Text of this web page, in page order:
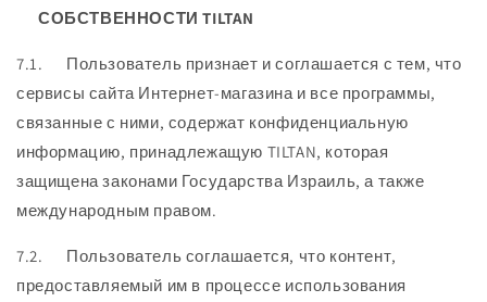
СОБСТВЕННОСТИ TILTAN
7.1. Пользователь признает и соглашается с тем, что
сервисы сайта Интернет-магазина и все программы,
связанные с ними, содержат конфиденциальную
информацию, принадлежащую TILTAN, которая
защищена законами Государства Израиль, а также
международным правом.
7.2. Пользователь соглашается, что контент,
предоставляемый им в процессе использования